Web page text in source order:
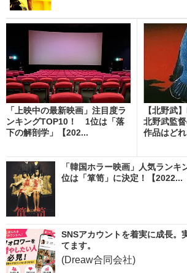
「上映中の最新映画」注目度ラ
ンキングTOP10！ 1位は「落
下の解剖学」【202...
【北野武
北野武監
作品はど
「韓国ホラー映画」人気ラン
位は「箪笥」に決定！【2022...
SNSアカウントを着実に成長。
てます。
(Dreaw合同会社)